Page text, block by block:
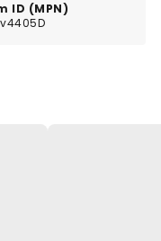
ID (MPN)